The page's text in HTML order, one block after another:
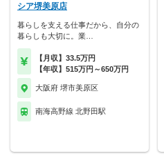
シア堺美原店
暮らしを支える仕事だから、自分の
暮らしも大切に。業…
【月収】33.5万円
【年収】515万円～650万円
大阪府 堺市美原区
南海高野線 北野田駅